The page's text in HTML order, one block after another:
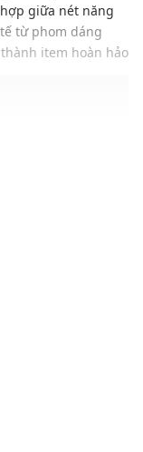
giữa nét năng
từ phom dáng
item hoàn hảo